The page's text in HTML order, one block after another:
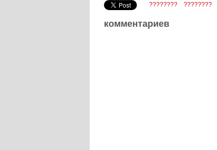
???????? ????????
комментариев